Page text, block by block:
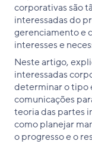
corporativas são
interessadas do
gerenciamento e
interesses e
Neste artigo,
interessadas
determinar o tipo
comunicações
teoria das partes
como planejar
o progresso e o